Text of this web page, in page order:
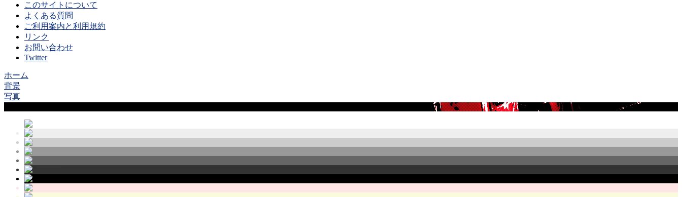
このサイトについて
よくある質問
ご利用案内と利用規約
リンク
お問い合わせ
Twitter
ホーム
背景
写真